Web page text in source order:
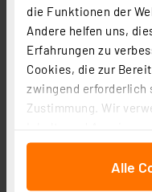
die Funktionen der
Andere helfen uns,
Erfahrungen zu
Cookies, die zur
zwingend erforderlich
Zustimmung. Wir
für soziale Medien
auf unsere Website
Alle
Funksteuerung an der
Hutschienensystem
Artikel-Nr. 201143
Satellitenempfang Teil